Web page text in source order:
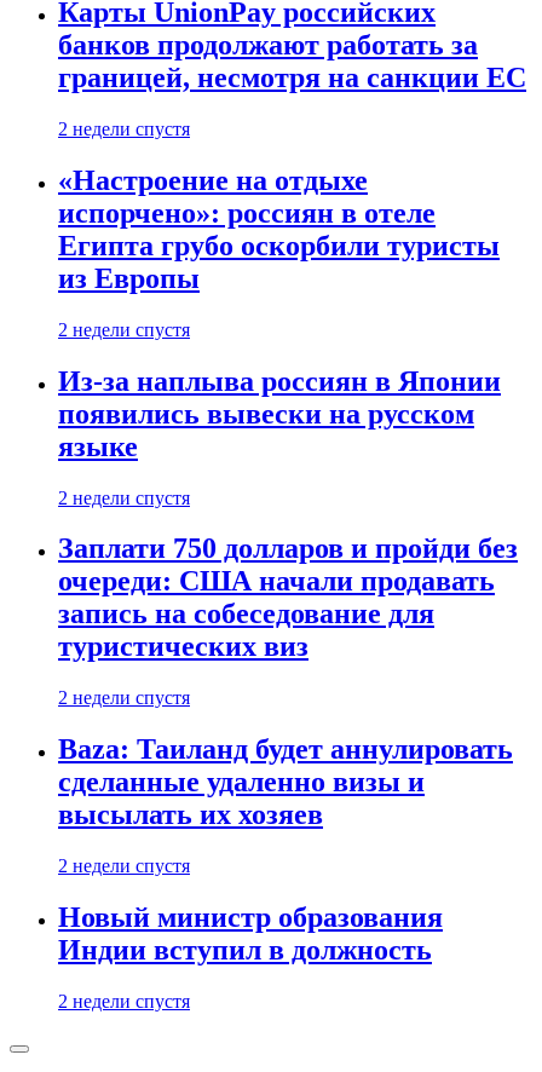
Карты UnionPay российских
банков продолжают работать за
границей, несмотря на санкции ЕС
2 недели спустя
«Настроение на отдыхе
испорчено»: россиян в отеле
Египта грубо оскорбили туристы
из Европы
2 недели спустя
Из-за наплыва россиян в Японии
появились вывески на русском
языке
2 недели спустя
Заплати 750 долларов и пройди без
очереди: США начали продавать
запись на собеседование для
туристических виз
2 недели спустя
Baza: Таиланд будет аннулировать
сделанные удаленно визы и
высылать их хозяев
2 недели спустя
Новый министр образования
Индии вступил в должность
2 недели спустя